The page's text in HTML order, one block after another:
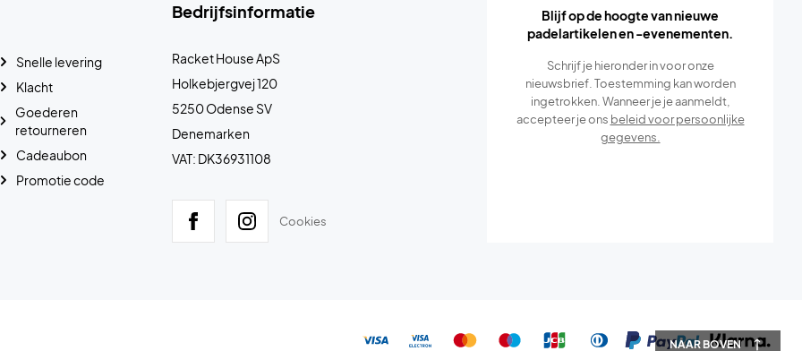
NAAR BOVEN
Bedrijfsinformatie
Racket House ApS
Holkebjergvej 120
5250 Odense SV
Denemarken
VAT: DK36931108
Cookies
Snelle levering
Klacht
Goederen
retourneren
Cadeaubon
Promotie code
Blijf op de hoogte van nieuwe
padelartikelen en -evenementen.
Schrijf je hieronder in voor onze
nieuwsbrief. Toestemming kan worden
ingetrokken. Wanneer je je aanmeldt,
accepteer je ons beleid voor persoonlijke
gegevens.